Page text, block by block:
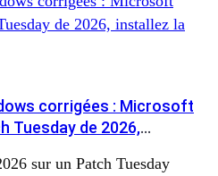
corrigées : Microsoft
Tuesday de 2026,
sur un Patch Tuesday